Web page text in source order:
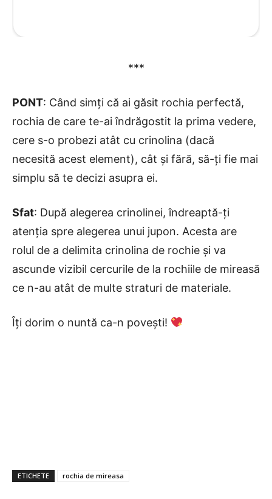
***
PONT: Când simți că ai găsit rochia perfectă,
rochia de care te-ai îndrăgostit la prima vedere,
cere s-o probezi atât cu crinolina (dacă
necesită acest element), cât și fără, să-ți fie mai
simplu să te decizi asupra ei.
Sfat: După alegerea crinolinei, îndreaptă-ți
atenția spre alegerea unui jupon. Acesta are
rolul de a delimita crinolina de rochie și va
ascunde vizibil cercurile de la rochiile de mireasă
ce n-au atât de multe straturi de materiale.
Îți dorim o nuntă ca-n povești!
ETICHETE rochia de mireasa